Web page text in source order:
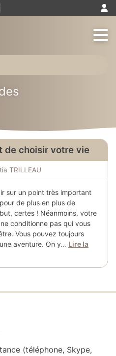
de choisir votre vie
TRILLEAU
sur un point très important
de plus en plus de
certes ! Néanmoins, votre
conditionne pas qui vous
Vous pouvez toujours
aventure. On y… Lire la
(téléphone, Skype,